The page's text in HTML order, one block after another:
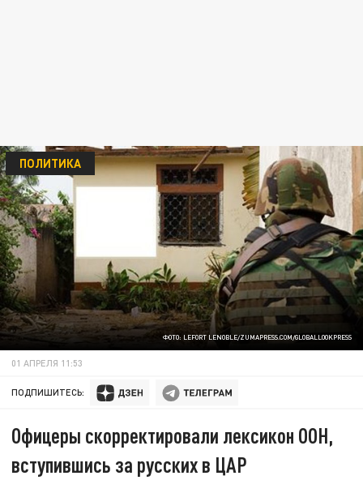
ФОТО: LEFORT LENOBLE/ZUMAPRESS.COM/GLOBALLOOKPRESS
ПОЛИТИКА
01 АПРЕЛЯ 11:53
ПОДПИШИТЕСЬ:
Офицеры скорректировали лексикон ООН,
вступившись за русских в ЦАР